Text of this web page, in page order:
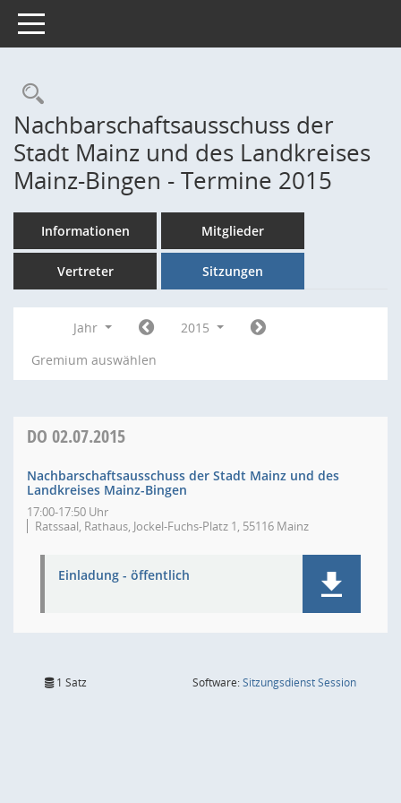
Toggle navigation
Rechercheauswahl
Nachbarschaftsausschuss der
Stadt Mainz und des Landkreises
Mainz-Bingen - Termine 2015
Informationen Mitglieder
Vertreter Sitzungen
Jahr
2015
Gremium auswählen
DO 02.07.2015
Nachbarschaftsausschuss der Stadt Mainz und des
Landkreises Mainz-Bingen
17:00-17:50 Uhr
Ratssaal, Rathaus, Jockel-Fuchs-Platz 1, 55116 Mainz
Einladung - öffentlich
1 Satz Software:SitzungsdienstSession(Wird in